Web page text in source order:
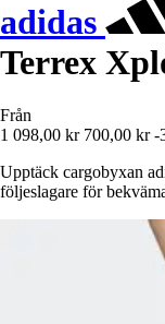
adidas
Terrex
Från
1 098,00 kr 700,00 kr -
Upptäck cargobyxan
följeslagare för